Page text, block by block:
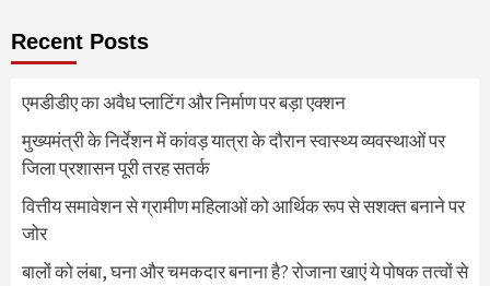
Recent Posts
एमडीडीए का अवैध प्लाटिंग और निर्माण पर बड़ा एक्शन
मुख्यमंत्री के निर्देशन में कांवड़ यात्रा के दौरान स्वास्थ्य व्यवस्थाओं पर
जिला प्रशासन पूरी तरह सतर्क
वित्तीय समावेशन से ग्रामीण महिलाओं को आर्थिक रूप से सशक्त बनाने पर
जोर
बालों को लंबा, घना और चमकदार बनाना है? रोजाना खाएं ये पोषक तत्वों से